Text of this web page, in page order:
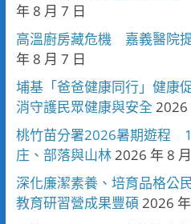
年 8 月 7 日
高溫廚房藏危機 嘉義醫院
年 8 月 7 日
埔基「爸爸健康同行」健
消守護民眾健康與安全 2026
桃竹苗分署2026暑期遊程
庄、部落與山林2026 年 8
深化廉潔素養、培育品格
教育研習營成果豐碩 2026